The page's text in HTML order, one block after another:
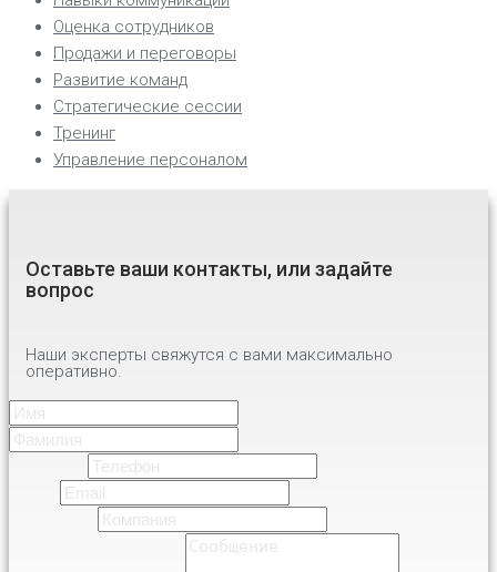
Оценка сотрудников
Продажи и переговоры
Развитие команд
Стратегические сессии
Тренинг
Управление персоналом
Оставьте ваши контакты, или задайте
вопрос
Наши эксперты свяжутся с вами максимально
оперативно.